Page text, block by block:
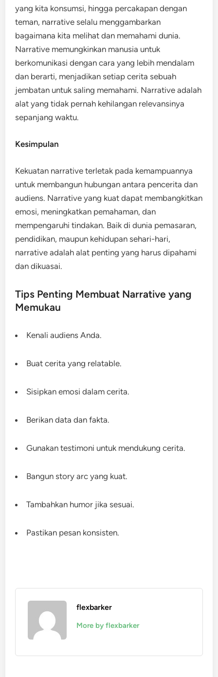
yang kita konsumsi, hingga percakapan dengan
teman, narrative selalu menggambarkan
bagaimana kita melihat dan memahami dunia.
Narrative memungkinkan manusia untuk
berkomunikasi dengan cara yang lebih mendalam
dan berarti, menjadikan setiap cerita sebuah
jembatan untuk saling memahami. Narrative adalah
alat yang tidak pernah kehilangan relevansinya
sepanjang waktu.
Kesimpulan
Kekuatan narrative terletak pada kemampuannya
untuk membangun hubungan antara pencerita dan
audiens. Narrative yang kuat dapat membangkitkan
emosi, meningkatkan pemahaman, dan
mempengaruhi tindakan. Baik di dunia pemasaran,
pendidikan, maupun kehidupan sehari-hari,
narrative adalah alat penting yang harus dipahami
dan dikuasai.
Tips Penting Membuat Narrative yang
Memukau
Kenali audiens Anda.
Buat cerita yang relatable.
Sisipkan emosi dalam cerita.
Berikan data dan fakta.
Gunakan testimoni untuk mendukung cerita.
Bangun story arc yang kuat.
Tambahkan humor jika sesuai.
Pastikan pesan konsisten.
flexbarker
More by flexbarker